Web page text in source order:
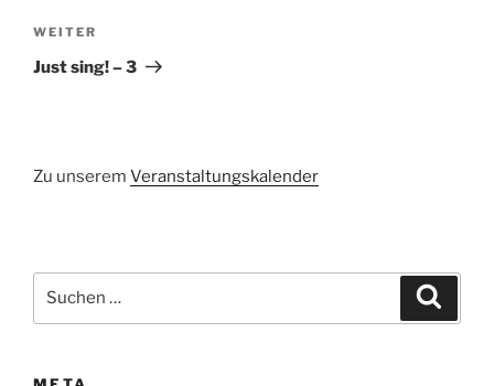
Nächster
Beitrag
WEITER
Just sing! – 3
Zu unserem Veranstaltungskalender
nach: